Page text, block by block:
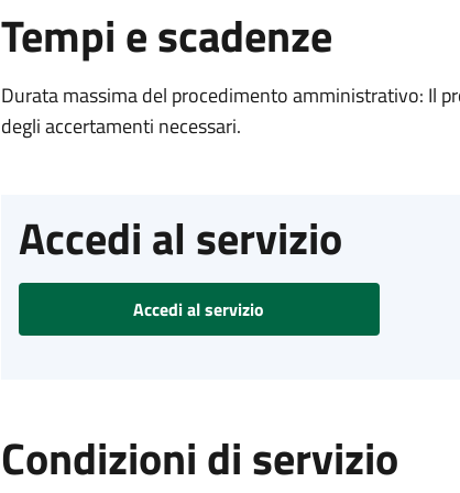
Tempi e scadenze
Durata massima del procedimento amministrativo: Il
degli accertamenti necessari.
Accedi al servizio
Accedi al servizio
Condizioni di servizio